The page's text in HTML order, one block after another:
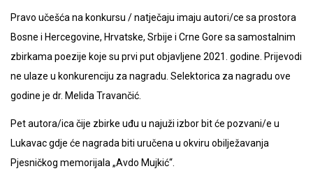
Pravo učešća na konkursu / natječaju imaju autori/ce sa prostora
Bosne i Hercegovine, Hrvatske, Srbije i Crne Gore sa samostalnim
zbirkama poezije koje su prvi put objavljene 2021. godine. Prijevodi
ne ulaze u konkurenciju za nagradu. Selektorica za nagradu ove
godine je dr. Melida Travančić.
Pet autora/ica čije zbirke uđu u najuži izbor bit će pozvani/e u
Lukavac gdje će nagrada biti uručena u okviru obilježavanja
Pjesničkog memorijala „Avdo Mujkić“.